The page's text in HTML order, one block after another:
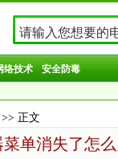
络技术 安全防毒
>> 正文
单消失了怎